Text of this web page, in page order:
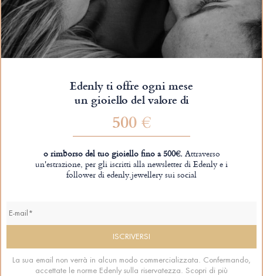
Edenly ti offre ogni mese
un gioiello del valore di
500 €
o rimborso del tuo gioiello fino a 500€.Attraverso
un'estrazione, per gli iscritti alla newsletter di Edenly e i
follower di edenly.jewellery sui social
La sua email non verrà in alcun modo commercializzata. Confermando,
accettate le norme Edenly sulla riservatezza. Scopri di più